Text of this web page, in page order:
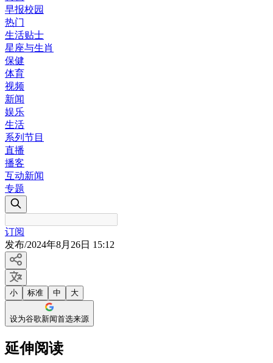
早报校园
热门
生活贴士
星座与生肖
保健
体育
视频
新闻
娱乐
生活
系列节目
直播
播客
互动新闻
专题
订阅
发布/2024年8月26日 15:12
小 标准 中 大
设为谷歌新闻首选来源
延伸阅读